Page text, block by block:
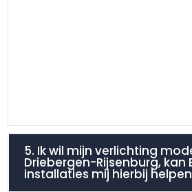
5. Ik wil mijn verlichting
Driebergen-Rijsenburg, kan
installaties mij hierbij